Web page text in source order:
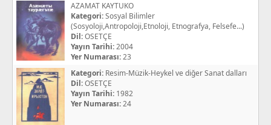
AZAMAT KAYTUKO
Kategori:Sosyal Bilimler
(Sosyoloji,Antropoloji,Etnoloji, Etnografya, Felsefe...)
Dil:OSETÇE
Yayın Tarihi:2004
Yer Numarası:23
Kategori: Resim-Müzik-Heykel ve diğer Sanat dalları
Dil:OSETÇE
Yayın Tarihi: 1982
Yer Numarası:24